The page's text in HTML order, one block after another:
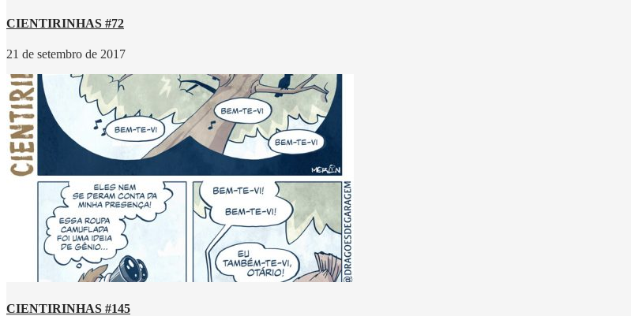
CIENTIRINHAS #72
21 de setembro de 2017
CIENTIRINHAS #145